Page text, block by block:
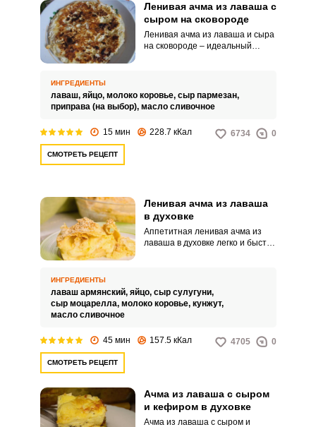
Ленивая ачма из лаваша с
сыром на сковороде
Ленивая ачма из лаваша и сыра
на сковороде – идеальный
ароматное блюдо по мотивам
грузинской кухни.
ИНГРЕДИЕНТЫ
лаваш, яйцо, молоко коровье, сыр пармезан,
приправа (на выбор), масло сливочное
15 мин 228.7 кКал 6734 0
СМОТРЕТЬ РЕЦЕПТ
Ленивая ачма из лаваша
в духовке
Аппетитная ленивая ачма из
лаваша в духовке легко и быстро
чаю, так и вместе с легким
салатом на обед.
ИНГРЕДИЕНТЫ
лаваш армянский, яйцо, сыр сулугуни,
сыр моцарелла, молоко коровье, кунжут,
масло сливочное
45 мин 157.5 кКал 4705 0
СМОТРЕТЬ РЕЦЕПТ
Ачма из лаваша с сыром
и кефиром в духовке
Ачма из лаваша с сыром и